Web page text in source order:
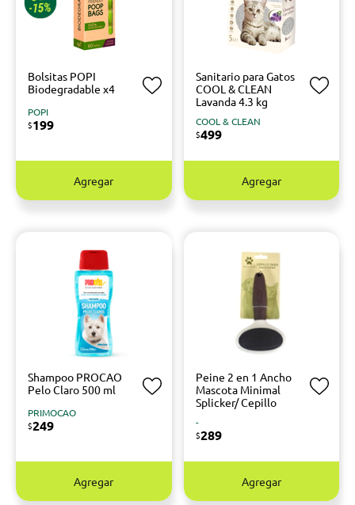
Bolsitas POPI
Biodegradable x4
POPI
$199
Agregar
Sanitario para Gatos
COOL & CLEAN
Lavanda 4.3 kg
COOL & CLEAN
$499
Agregar
Shampoo PROCAO
Pelo Claro 500 ml
PRIMOCAO
$249
Agregar
Peine 2 en 1 Ancho
Mascota Minimal
Splicker/ Cepillo
-
$289
Agregar